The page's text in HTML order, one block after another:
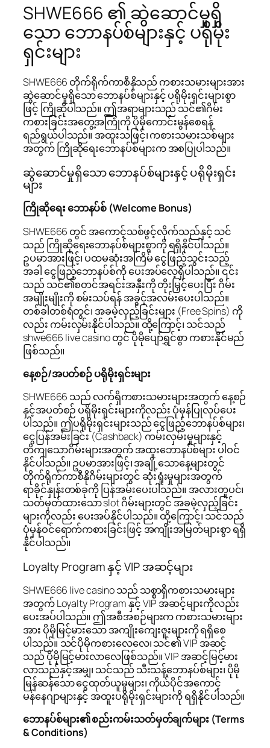
SHWE666 ၏ ဆွဲဆောင်မှုရှိ
သော ဘောနပ်စ်များနှင့် ပရိုမိုး
ရှင်းများ
SHWE666 တိုက်ရိုက်ကာစီနိုသည် ကစားသမားများအား
ဆွဲဆောင်မှုရှိသော ဘောနပ်စ်များနှင့် ပရိုမိုးရှင်းများစွာ
ဖြင့် ကြိုဆိုပါသည်။ ဤအရာများသည် သင်၏ဂိမ်း
ကစားခြင်းအတွေ့အကြုံကို ပိုမိုကောင်းမွန်စေရန်
ရည်ရွယ်ပါသည်။ အထူးသဖြင့်၊ ကစားသမားသစ်များ
အတွက် ကြိုဆိုရေးဘောနပ်စ်များက အစပြုပါသည်။
ဆွဲဆောင်မှုရှိသော ဘောနပ်စ်များနှင့် ပရိုမိုးရှင်း
များ
ကြိုဆိုရေး ဘောနပ်စ် (Welcome Bonus)
SHWE666 တွင် အကောင့်သစ်ဖွင့်လိုက်သည်နှင့် သင်
သည် ကြိုဆိုရေးဘောနပ်စ်များစွာကို ရရှိနိုင်ပါသည်။
ဥပမာအားဖြင့်၊ ပထမဆုံးအကြိမ် ငွေဖြည့်သွင်းသည့်
အခါ ငွေဖြည့်ဘောနပ်စ်ကို ပေးအပ်လေ့ရှိပါသည်။ ၎င်း
သည် သင်၏စတင်အရင်းအနှီးကို တိုးမြှင့်ပေးပြီး ဂိမ်း
အမျိုးမျိုးကို စမ်းသပ်ရန် အခွင့်အလမ်းပေးပါသည်။
တစ်ခါတစ်ရံတွင်၊ အခမဲ့လှည့်ခြင်းများ (Free Spins) ကို
လည်း ကမ်းလှမ်းနိုင်ပါသည်။ ထို့ကြောင့်၊ သင်သည်
shwe666 live casino တွင် ပိုမိုပျော်ရွှင်စွာ ကစားနိုင်မည်
ဖြစ်သည်။
နေ့စဉ်/အပတ်စဉ် ပရိုမိုးရှင်းများ
SHWE666 သည် လက်ရှိကစားသမားများအတွက် နေ့စဉ်
နှင့်အပတ်စဉ် ပရိုမိုးရှင်းများကိုလည်း ပုံမှန်ပြုလုပ်ပေး
ပါသည်။ ဤပရိုမိုးရှင်းများသည် ငွေဖြည့်ဘောနပ်စ်များ၊
ငွေပြန်အမ်းခြင်း (Cashback) ကမ်းလှမ်းမှုများနှင့်
တိကျသောဂိမ်းများအတွက် အထူးဘောနပ်စ်များ ပါဝင်
နိုင်ပါသည်။ ဥပမာအားဖြင့်၊ အချို့သောနေ့များတွင်
တိုက်ရိုက်ကာစီနိုဂိမ်းများတွင် ဆုံးရှုံးမှုများအတွက်
ရာခိုင်နှုန်းတစ်ခုကို ပြန်အမ်းပေးပါသည်။ အလားတူပင်၊
သတ်မှတ်ထားသော slot ဂိမ်းများတွင် အခမဲ့လှည့်ခြင်း
များကိုလည်း ပေးအပ်နိုင်ပါသည်။ ထို့ကြောင့်၊ သင်သည်
ပုံမှန်ဝင်ရောက်ကစားခြင်းဖြင့် အကျိုးအမြတ်များစွာ ရရှိ
နိုင်ပါသည်။
Loyalty Program နှင့် VIP အဆင့်များ
SHWE666 live casino သည် သစ္စာရှိကစားသမားများ
အတွက် Loyalty Program နှင့် VIP အဆင့်များကိုလည်း
ပေးအပ်ပါသည်။ ဤအစီအစဉ်များက ကစားသမားများ
အား ပိုမိုမြင့်မားသော အကျိုးကျေးဇူးများကို ရရှိစေ
ပါသည်။ သင်ပိုမိုကစားလေလေ၊ သင်၏ VIP အဆင့်
သည် ပိုမိုမြင့်မားလာလေဖြစ်သည်။ VIP အဆင့်မြင့်မား
လာသည်နှင့်အမျှ၊ သင်သည် သီးသန့်ဘောနပ်စ်များ၊ ပိုမို
မြန်ဆန်သော ငွေထုတ်ယူမှုများ၊ ကိုယ်ပိုင်အကောင့်
မန်နေဂျာများနှင့် အထူးပရိုမိုးရှင်းများကို ရရှိနိုင်ပါသည်။
ဘောနပ်စ်များ၏ စည်းကမ်းသတ်မှတ်ချက်များ (Terms
& Conditions)